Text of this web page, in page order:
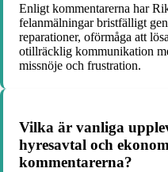
Enligt kommentarerna har
felanmälningar bristfälligt
reparationer, oförmåga att
otillräcklig kommunikation
missnöje och frustration.
Vilka är vanliga
hyresavtal och
kommentarerna?